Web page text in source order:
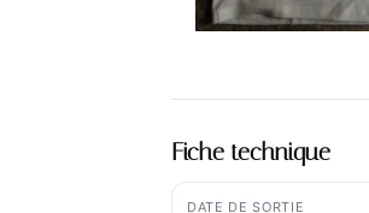
Fiche technique
DATE DE SORTIE